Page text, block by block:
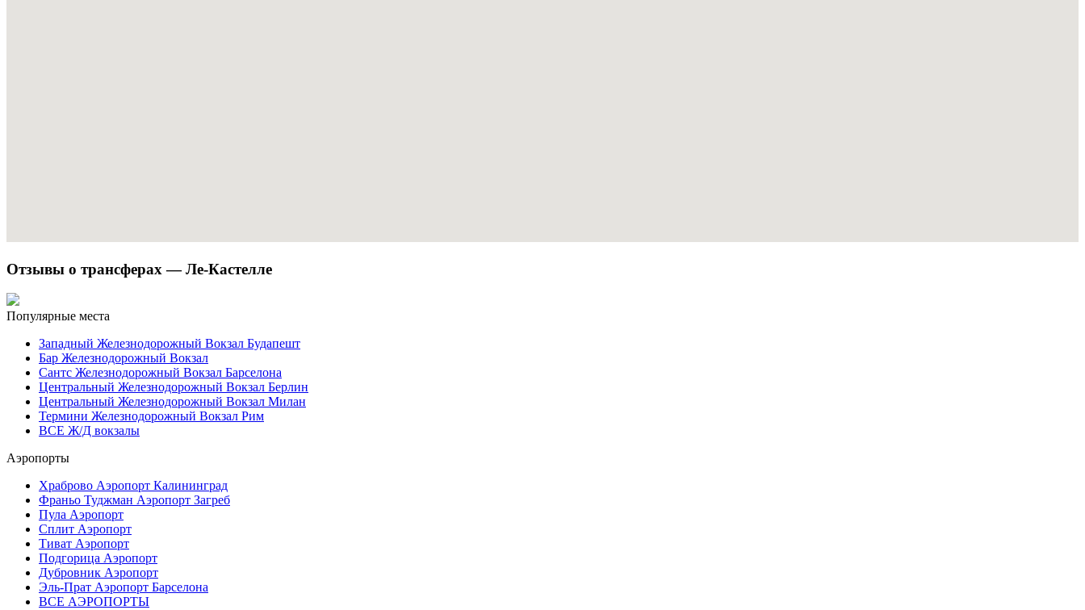
Отзывы о трансферах — Ле-Кастелле
Популярные места
Западный Железнодорожный Вокзал Будапешт
Бар Железнодорожный Вокзал
Сантс Железнодорожный Вокзал Барселона
Центральный Железнодорожный Вокзал Берлин
Центральный Железнодорожный Вокзал Милан
Термини Железнодорожный Вокзал Рим
ВСЕ Ж/Д вокзалы
Аэропорты
Храброво Аэропорт Калининград
Франьо Туджман Аэропорт Загреб
Пула Аэропорт
Сплит Аэропорт
Тиват Аэропорт
Подгорица Аэропорт
Дубровник Аэропорт
Эль-Прат Аэропорт Барселона
ВСЕ АЭРОПОРТЫ